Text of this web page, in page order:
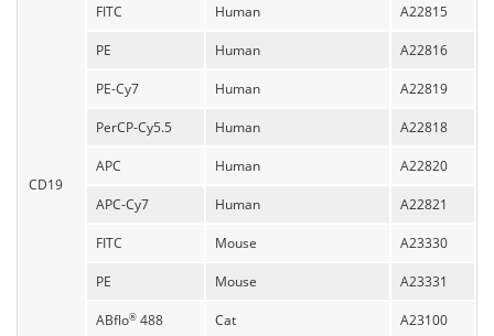
CD19
FITC Human A22815
PE Human A22816
PE-Cy7 Human A22819
PerCP-Cy5.5 Human A22818
APC Human A22820
APC-Cy7 Human A22821
FITC Mouse A23330
PE Mouse A23331
ABflo® 488 Cat A23100